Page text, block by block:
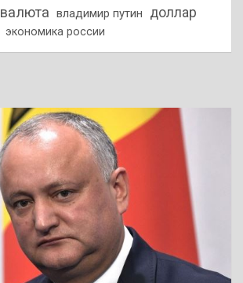
валюта владимир путин доллар
экономика россии